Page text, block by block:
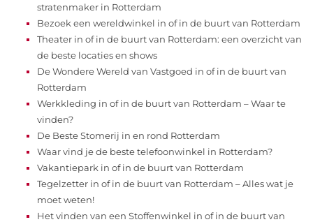
stratenmaker in Rotterdam
Bezoek een wereldwinkel in of in de buurt van Rotterdam
Theater in of in de buurt van Rotterdam: een overzicht van
de beste locaties en shows
De Wondere Wereld van Vastgoed in of in de buurt van
Rotterdam
Werkkleding in of in de buurt van Rotterdam – Waar te
vinden?
De Beste Stomerij in en rond Rotterdam
Waar vind je de beste telefoonwinkel in Rotterdam?
Vakantiepark in of in de buurt van Rotterdam
Tegelzetter in of in de buurt van Rotterdam – Alles wat je
moet weten!
Het vinden van een Stoffenwinkel in of in de buurt van